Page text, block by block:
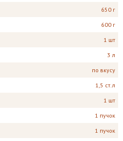
650 г
600 г
1 шт
3 л
по вкусу
1,5 ст.л
1 шт
1 пучок
1 пучок